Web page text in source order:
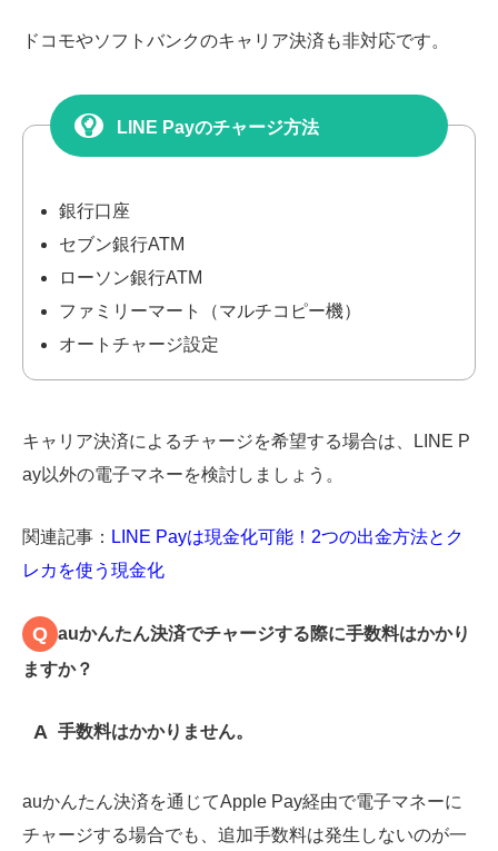
ドコモやソフトバンクのキャリア決済も非対応です。
LINE Payのチャージ方法
銀行口座
セブン銀行ATM
ローソン銀行ATM
ファミリーマート（マルチコピー機）
オートチャージ設定
キャリア決済によるチャージを希望する場合は、LINE P
ay以外の電子マネーを検討しましょう。
関連記事： LINE Payは現金化可能！2つの出金方法とク
レカを使う現金化
Q auかんたん決済でチャージする際に手数料はかかり
ますか？
A 手数料はかかりません。
auかんたん決済を通じてApple Pay経由で電子マネーに
チャージする場合でも、追加手数料は発生しないのが一